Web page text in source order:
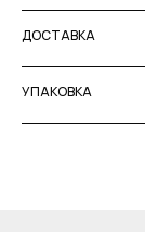
ДОСТАВКА
УПАКОВКА